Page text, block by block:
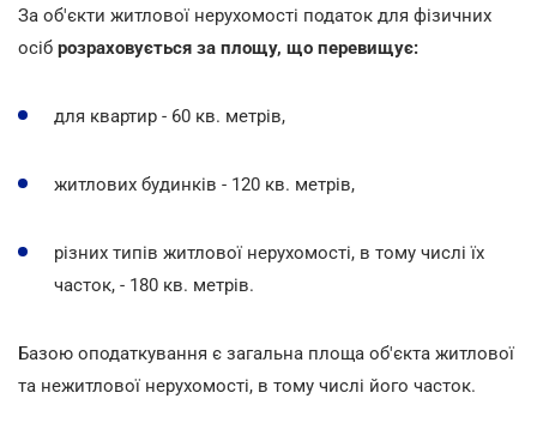
За об'єкти житлової нерухомості податок для фізичних
осіб розраховується за площу, що перевищує:
для квартир - 60 кв. метрів,
житлових будинків - 120 кв. метрів,
різних типів житлової нерухомості, в тому числі їх
часток, - 180 кв. метрів.
Базою оподаткування є загальна площа об'єкта житлової
та нежитлової нерухомості, в тому числі його часток.